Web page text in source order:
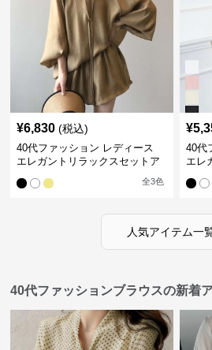
¥6,830 (税込)
40代ファッション レディース
エレガントリラックスセットア
全3色
¥
40代
エレ
人気アイテム一
40代ファッションブラウスの新着